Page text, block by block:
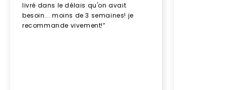
livré dans le délais qu'on avait
besoin... moins de 3 semaines! je
recommande vivement!”